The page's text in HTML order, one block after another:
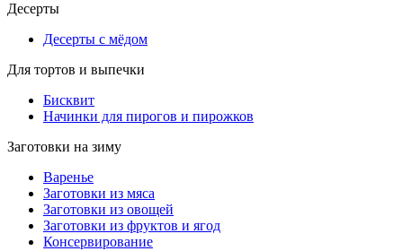
Десерты
Десерты с мёдом
Для тортов и выпечки
Бисквит
Начинки для пирогов и пирожков
Заготовки на зиму
Варенье
Заготовки из мяса
Заготовки из овощей
Заготовки из фруктов и ягод
Консервирование